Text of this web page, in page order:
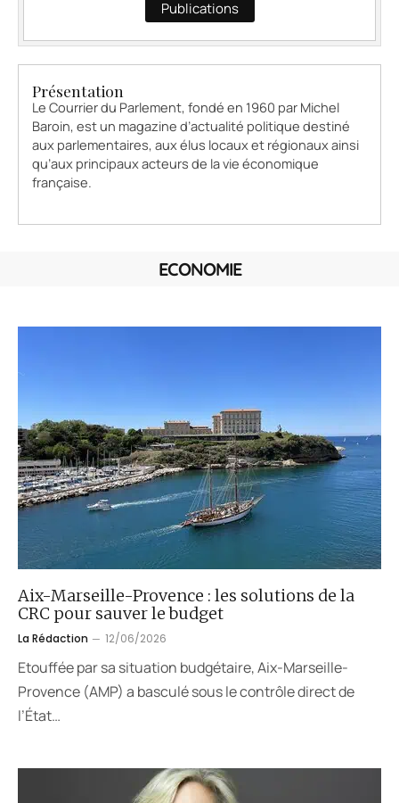
Publications
Présentation
Le Courrier du Parlement, fondé en 1960 par Michel
Baroin, est un magazine d’actualité politique destiné
aux parlementaires, aux élus locaux et régionaux ainsi
qu’aux principaux acteurs de la vie économique
française.
ECONOMIE
Aix-Marseille-Provence : les solutions de la
CRC pour sauver le budget
La Rédaction 12/06/2026
Etouffée par sa situation budgétaire, Aix-Marseille-
Provence (AMP) a basculé sous le contrôle direct de
l’État…